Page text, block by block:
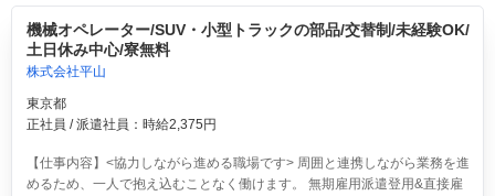
機械オペレーター/SUV・小型トラックの部品/交替制/未経験OK/
土日休み中心/寮無料
株式会社平山
東京都
正社員 / 派遣社員：時給2,375円
【仕事内容】<協力しながら進める職場です> 周囲と連携しながら業務を進
めるため、一人で抱え込むことなく働けます。 無期雇用派遣登用&直接雇